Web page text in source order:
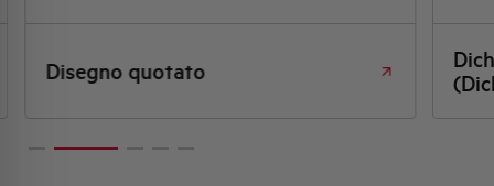
Disegno quotato